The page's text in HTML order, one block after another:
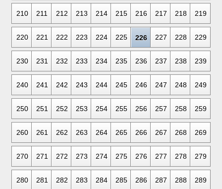
210 211 212 213 214 215 216 217 218 219
220 221 222 223 224 225 226 227 228 229
230 231 232 233 234 235 236 237 238 239
240 241 242 243 244 245 246 247 248 249
250 251 252 253 254 255 256 257 258 259
260 261 262 263 264 265 266 267 268 269
270 271 272 273 274 275 276 277 278 279
280 281 282 283 284 285 286 287 288 289